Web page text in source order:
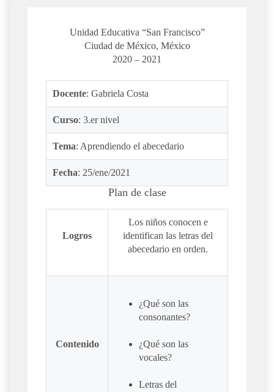
Unidad Educativa “San Francisco”
Ciudad de México, México
2020 – 2021
Docente: Gabriela Costa
Curso: 3.er nivel
Tema: Aprendiendo el abecedario
Fecha: 25/ene/2021
Plan de clase
Logros
Los niños conocen e
identifican las letras del
abecedario en orden.
Contenido
¿Qué son las
consonantes?
¿Qué son las
vocales?
Letras del